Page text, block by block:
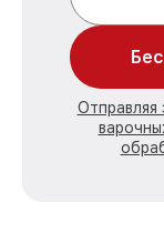
Отправляя